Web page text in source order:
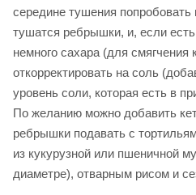
середине тушения попробовать
тушатся ребрышки, и, если
немного сахара (для смягчения
откорректировать на соль
уровень соли, которая есть в
По желанию можно добавить
ребрышки подавать с
из кукурузной или пшеничной
диаметре), отварным рисом и